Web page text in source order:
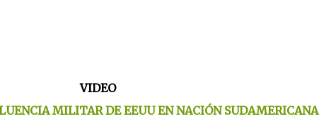
VIDEO
MILITAR DE EEUU EN NACIÓN SUDAMERICANA